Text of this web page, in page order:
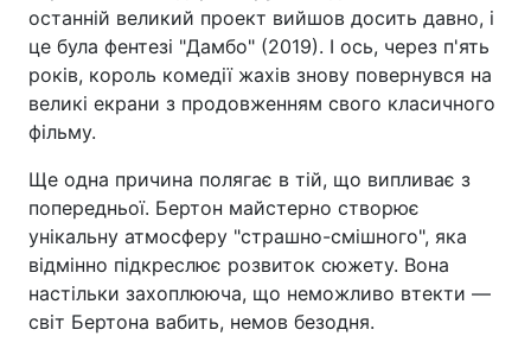
останній великий проект вийшов досить давно, і
це була фентезі "Дамбо" (2019). І ось, через п'ять
років, король комедії жахів знову повернувся на
великі екрани з продовженням свого класичного
фільму.
Ще одна причина полягає в тій, що випливає з
попередньої. Бертон майстерно створює
унікальну атмосферу "страшно-смішного", яка
відмінно підкреслює розвиток сюжету. Вона
настільки захоплююча, що неможливо втекти —
світ Бертона вабить, немов безодня.